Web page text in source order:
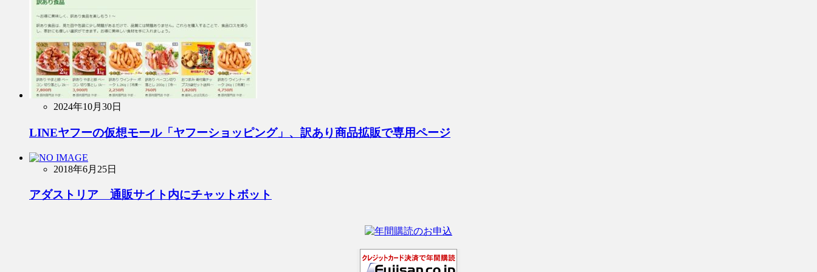
2024年10月30日
LINEヤフーの仮想モール「ヤフーショッピング」、訳あり商品拡販で専用ページ
2018年6月25日
アダストリア 通販サイト内にチャットボット